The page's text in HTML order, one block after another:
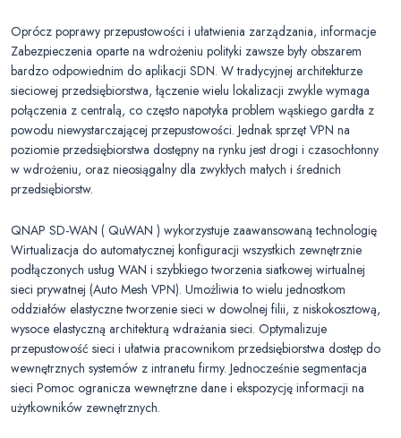
Oprócz poprawy przepustowości i ułatwienia zarządzania, informacje
Zabezpieczenia oparte na wdrożeniu polityki zawsze były obszarem
bardzo odpowiednim do aplikacji SDN. W tradycyjnej architekturze
sieciowej przedsiębiorstwa, łączenie wielu lokalizacji zwykle wymaga
połączenia z centralą, co często napotyka problem wąskiego gardła z
powodu niewystarczającej przepustowości. Jednak sprzęt VPN na
poziomie przedsiębiorstwa dostępny na rynku jest drogi i czasochłonny
w wdrożeniu, oraz nieosiągalny dla zwykłych małych i średnich
przedsiębiorstw.
QNAP SD-WAN ( QuWAN ) wykorzystuje zaawansowaną technologię
Wirtualizacja do automatycznej konfiguracji wszystkich zewnętrznie
podłączonych usług WAN i szybkiego tworzenia siatkowej wirtualnej
sieci prywatnej (Auto Mesh VPN). Umożliwia to wielu jednostkom
oddziałów elastyczne tworzenie sieci w dowolnej filii, z niskokosztową,
wysoce elastyczną architekturą wdrażania sieci. Optymalizuje
przepustowość sieci i ułatwia pracownikom przedsiębiorstwa dostęp do
wewnętrznych systemów z intranetu firmy. Jednocześnie segmentacja
sieci Pomoc ogranicza wewnętrzne dane i ekspozycję informacji na
użytkowników zewnętrznych.